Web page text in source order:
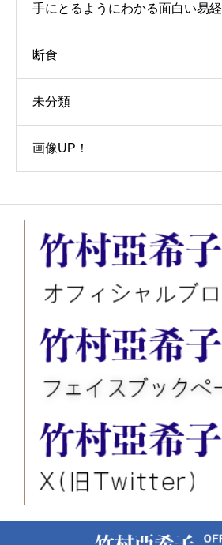
手にとるようにわかる面白い易経
断食
未分類
画像UP！